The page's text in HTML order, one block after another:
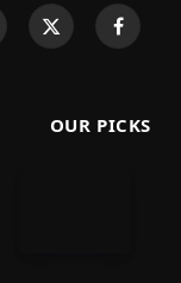
Facebook
X
OUR PICKS